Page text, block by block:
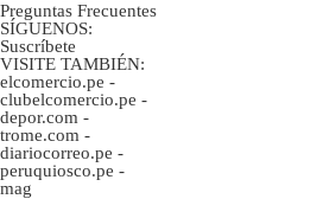
Preguntas Frecuentes
SÍGUENOS:
Suscríbete
VISITE TAMBIÉN:
elcomercio.pe -
clubelcomercio.pe -
depor.com -
trome.com -
diariocorreo.pe -
peruquiosco.pe -
mag